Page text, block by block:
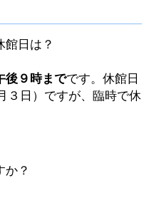
日は？
後９時までです。休館日
３日）ですが、臨時で休
？